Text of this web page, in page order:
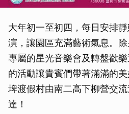
大年初一至初四，每日安排
演，讓園區充滿藝術氣息。
專屬的星光音樂會及轉盤歡
的活動讓貴賓們帶著滿滿的
埤渡假村由南二高下柳營交
達！